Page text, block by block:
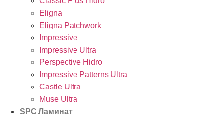
Eligna
Eligna Patchwork
Impressive
Impressive Ultra
Perspective Hidro
Impressive Patterns Ultra
Castle Ultra
Muse Ultra
SPC Ламинат